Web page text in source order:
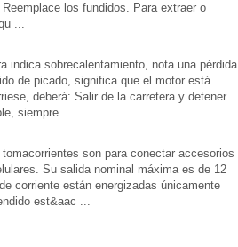
los fundidos. Para extraer o
...
indica sobrecalentamiento, nota una pérdida
de picado, significa que el motor está
deberá: Salir de la carretera y detener
siempre ...
son para conectar accesorios
Su salida nominal máxima es de 12
corriente están energizadas únicamente
est&aac ...